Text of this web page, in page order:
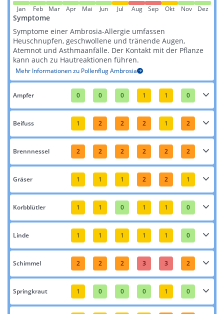
Jan Feb Mar Apr Mai Jun Jul Aug Sep Okt Nov Dez
Symptome
Symptome einer Ambrosia-Allergie umfassen
Heuschnupfen, geschwollene und tränende Augen,
Atemnot und Asthmaanfälle. Der Kontakt mit der Pflanze
kann auch zu Hautreaktionen führen​​.
Mehr Informationen zu Pollenflug Ambrosia
Ampfer 0 0 0 1 1 0
Beifuss 1 2 2 2 1 2
Brennnessel 2 2 2 2 2 2
Gräser 1 1 1 2 2 1
Korbblütler 1 1 0 1 1 0
Linde 1 1 1 1 1 0
Schimmel 2 2 2 3 3 2
Springkraut 1 0 0 0 1 0